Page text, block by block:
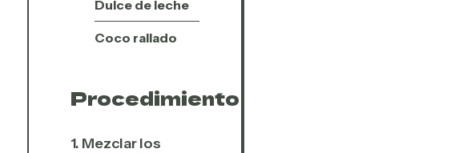
Dulce de leche
Coco rallado
Procedimiento
1. Mezclar los